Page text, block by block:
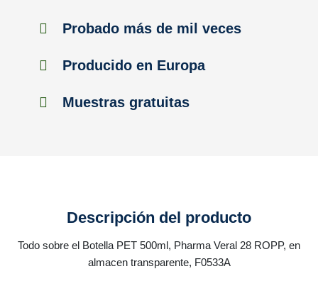
Probado más de mil veces
Producido en Europa
Muestras gratuitas
Descripción del producto
Todo sobre el Botella PET 500ml, Pharma Veral 28 ROPP, en
almacen transparente, F0533A